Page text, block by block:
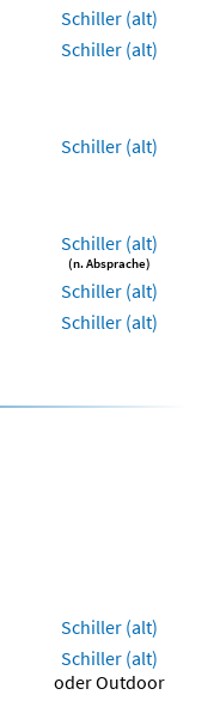
Schiller (alt)
Schiller (alt)
Schiller (alt)
Schiller (alt)
(n. Absprache)
Schiller (alt)
Schiller (alt)
Schiller (alt)
Schiller (alt)
oder Outdoor